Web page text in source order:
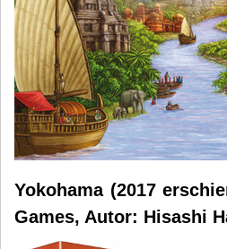
Yokohama (2017
Games, Autor: Hisashi